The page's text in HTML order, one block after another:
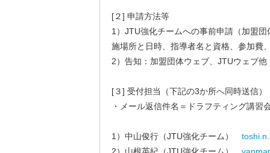
[２] 申請方法等
1）JTU強化チームへの事前申請（加盟
施場所と日時、指導者名と資格、参加費
2）告知：加盟団体ウェブ、JTUウェブ他
[３] 受付担当（下記の3か所へ同時送信）
・メール返信件名＝ドラフティング講習
1）中山俊行（JTU強化チーム）